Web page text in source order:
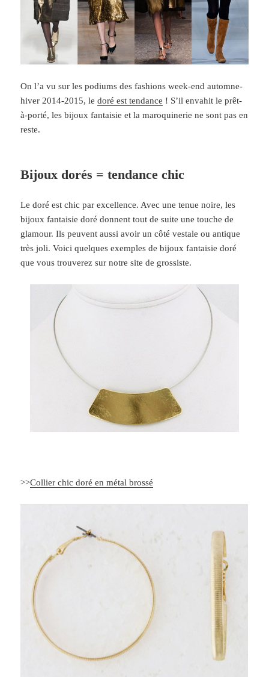
On l’a vu sur les podiums des fashions week-end automne-
hiver 2014-2015, ledoré est tendance ! S’il envahit le prêt-
à-porté, les bijoux fantaisie et la maroquinerie ne sont pas en
reste.
Bijoux dorés = tendance chic
Le doré est chic par excellence. Avec une tenue noire, les
bijoux fantaisie doré donnent tout de suite une touche de
glamour. Ils peuvent aussi avoir un côté vestale ou antique
très joli. Voici quelques exemples de bijoux fantaisie doré
que vous trouverez sur notre site de grossiste.
>>Collier chic doré en métal brossé